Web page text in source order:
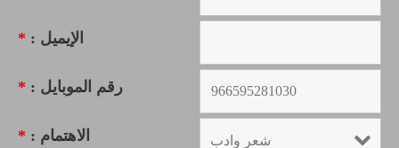
الإيميل : *
رقم الموبايل : *
الاهتمام : *